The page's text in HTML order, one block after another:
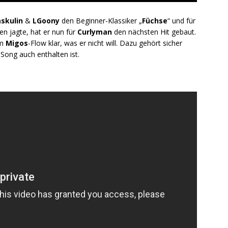
& LGoony den Beginner-Klassiker „Füchse“ und für
jagte, hat er nun für Curlyman den nächsten Hit gebaut.
Migos-Flow klar, was er nicht will. Dazu gehört sicher
auch enthalten ist.